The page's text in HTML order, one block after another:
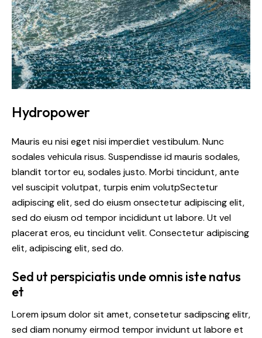
Hydropower
Mauris eu nisi eget nisi imperdiet vestibulum. Nunc
sodales vehicula risus. Suspendisse id mauris sodales,
blandit tortor eu, sodales justo. Morbi tincidunt, ante
vel suscipit volutpat, turpis enim volutpSectetur
adipiscing elit, sed do eiusm onsectetur adipiscing elit,
sed do eiusm od tempor incididunt ut labore. Ut vel
placerat eros, eu tincidunt velit. Consectetur adipiscing
elit, adipiscing elit, sed do.
Sed ut perspiciatis unde omnis iste natus
et
Lorem ipsum dolor sit amet, consetetur sadipscing elitr,
sed diam nonumy eirmod tempor invidunt ut labore et